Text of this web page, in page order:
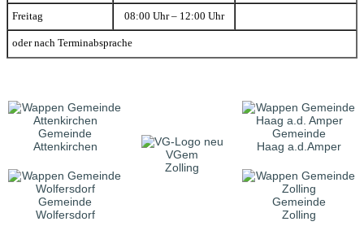
Freitag 08:00 Uhr – 12:00 Uhr
oder nach Terminabsprache
Gemeinde
Attenkirchen
VGem
Zolling
Gemeinde
Haag a.d.Amper
Gemeinde
Wolfersdorf
Gemeinde
Zolling